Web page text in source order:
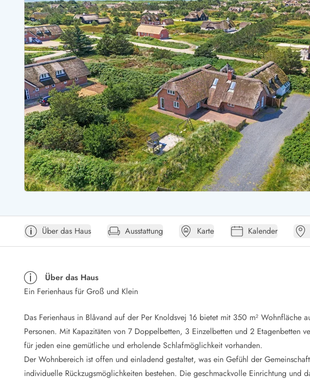
Ferienhäuser mit Whirlpool
Ferienhäuser mit Freitagswechsel
Ferienhäuser mit Samstagswechsel
Ferienhaus für 2 Personen
Ferienhaus für 4 Personen
Ferienhaus für 6 Personen
Ferienhäuser BjerregardFerienhäuser BlavandFerienhäuser Hvide SandeFerienhäuser
Ferienhäuser Argab
Ferienhäuser in Arrild
Ferienhäuser Bjerregard
Ferienhäuser Blavand
Ferienhäuser Bork Havn
Ferienhäuser Fjand
Ferienhäuser Fanö
Ferienhäuser Graerup Strand
Ferienhäuser Haurvig
Ferienhäuser Henne Strand
Ferienhäuser Ho
Ferienhäuser Houstrup
Ferienhäuser Houvig
Ferienhäuser auf Holmsland Klit
Ferienhäuser in Holmsland
Ferienhäuser Hvide Sande
Ferienhäuser Jegum
Ferienhäuser Klegod
Ferienhäuser Lodbjerg Hede
Ferienhäuser Nr. Lyngvig
Öffnungszeiten
Anreise
Ferienhaus ABC
Häufige Fragen zur Buchung
Nebenkosten (Strom, Wasser usw...)
Reisescheckliste
Endreinigung
Gutschein
Frühbucher
Mietbedingungen
Über das Haus Ausstattung Karte Kalender
Über das Haus
Ein Ferienhaus für Groß und Klein
Das Ferienhaus in Blåvand auf der Per Knoldsvej 16 bietet mit 350 m² Wohnfläche
Personen. Mit Kapazitäten von 7 Doppelbetten, 3 Einzelbetten und 2 Etagenbetten
für jeden eine gemütliche und erholende Schlafmöglichkeit vorhanden.
Der Wohnbereich ist offen und einladend gestaltet, was ein Gefühl der
individuelle Rückzugsmöglichkeiten bestehen. Die geschmackvolle Einrichtung und